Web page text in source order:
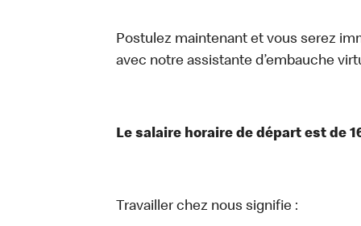
Postulez maintenant et vous serez
avec notre assistante d’embauche
Le salaire horaire de départ est de
Travailler chez nous signifie :